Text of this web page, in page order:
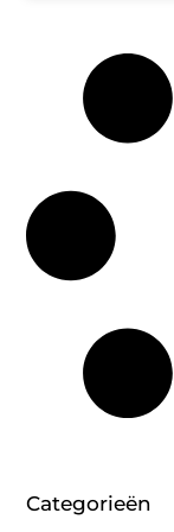
Categorieën